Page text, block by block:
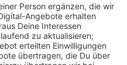
zwischenzeitlich
Frühjahrs- und
So könnten
sinkender Inzidenzen